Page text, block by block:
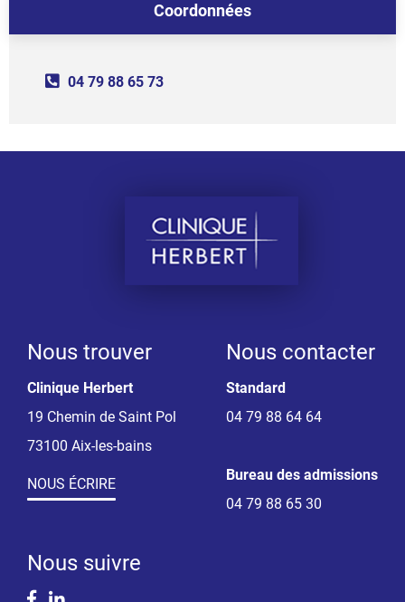
Coordonnées
04 79 88 65 73
Nous trouver
Clinique Herbert
19 Chemin de Saint Pol
73100 Aix-les-bains
NOUS ÉCRIRE
Nous contacter
Standard
04 79 88 64 64
Bureau des admissions
04 79 88 65 30
Nous suivre
Facebook
Linkedin